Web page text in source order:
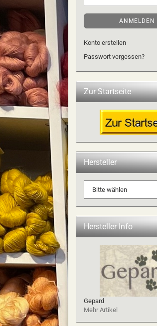
ANMELDEN
Konto erstellen
Passwort vergessen?
Zur Startseite
Hersteller
Hersteller Info
Gepard
Mehr Artikel